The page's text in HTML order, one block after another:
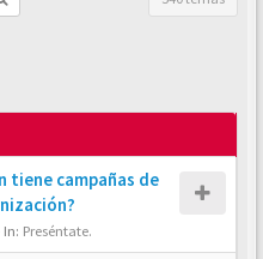
tiene campañas de
In: Preséntate.